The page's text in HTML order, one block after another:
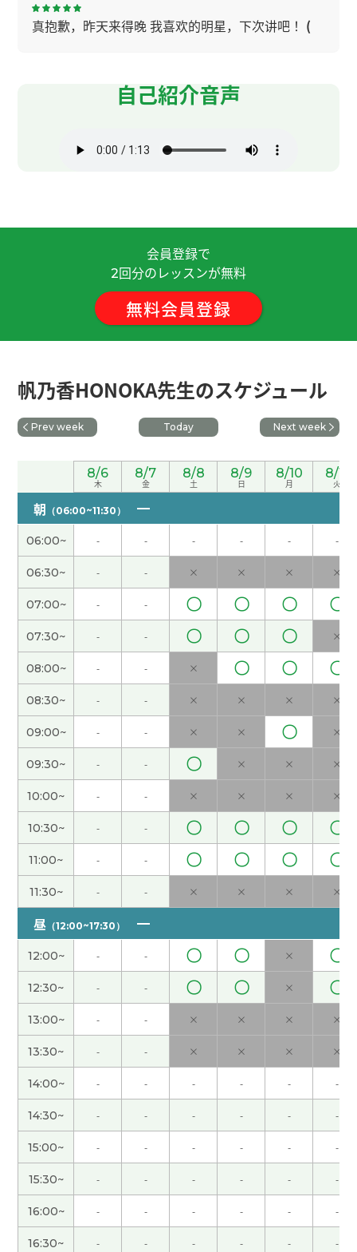
真抱歉，昨天来得晚 我喜欢的明星，下次讲吧！ (
フリートークをお願いしましたが、終始だるそう
な態度で25分間話すのがつらく感じました。
老师，谢谢您！ 不好意思，我总是说不出想说的
话。谢谢您耐心地等我。 我很喜欢看电影。 谢谢您
给我上这么愉快的一节课！我们下次见！
谢谢老师，讲得很容易理解。我喜欢看电影。下次
很舒服，而且可以看到漂亮的红叶。我等待秋天的
到来。下次见！
( 50代 女性 )
我住的地方有名胜古迹，叫鹿岛神宫。很好的地
方。但是对外国人来说，好不好不知道。下次见
40代 男性 )
谢谢您的热情教课！我住的地方日照时间不是很
长。但是夏天的时候比较长。下次课也很期待！(
50代 女性 )
谢谢你的课！ 快递员来了。真遗憾。他寄给我老
公，不是给我，一个包裹。
谢谢。我喜欢看电视剧。比如说日本的大河剧。三
国志也挺好的。下次见
( 40代 男性 )
谢谢您的课！我的愿望是海外留学和旅游。您呢？
和您一起学中文很开心！下次见吧。( 50代 女性 )
谢谢您的热情教课！我的愿望是海外留学和旅游。
希望用中文旅游。下次课也很期待！( 50代 女性 )
谢谢您的支持和帮助！我喜欢看演唱会。和您一起
学中文很开心！下次见！
( 50代 女性 )
谢谢，下次见( 40代 男性 )
谢谢您的支持和帮助！我住的地方没有溶洞。但是
去年我去旅游看了山口县的溶洞，挺有意思。下次
见！
谢谢您的课！我很喜欢学中文，也喜欢爬山。希望
秋天天气好的时候去爬山，看漂亮的红叶。下次
见！( 50代 女性 )
谢谢您的支持和帮助。现在的生活中，我说中文的
机会不太多，但是我的公司有很多中国同事，有时
候可以用中文聊天。下次课也很期待！
( 50代 女性 )
谢谢！跟您学中文很开心。下次见！ ( 50代 女性 )
自己紹介音声
会員登録で
2回分のレッスンが無料
無料会員登録
帆乃香HONOKA先生のスケジュール
Prev week Today Next week
8/6
木
8/7
金
8/8
土
8/9
日
8/10
月
8/11
火
朝 （06:00~11:30）
06:00~ - - - - - -
06:30~ - - × × × ×
07:00~ - - 〇 〇 〇 〇
07:30~ - - 〇 〇 〇 ×
08:00~ - - × 〇 〇 〇
08:30~ - - × × × ×
09:00~ - - × × 〇 ×
09:30~ - - 〇 × × ×
10:00~ - - × × × ×
10:30~ - - 〇 〇 〇 〇
11:00~ - - 〇 〇 〇 〇
11:30~ - - × × × ×
昼 （12:00~17:30）
12:00~ - - 〇 〇 × 〇
12:30~ - - 〇 〇 × 〇
13:00~ - - × × × ×
13:30~ - - × × × ×
14:00~ - - - - - -
14:30~ - - - - - -
15:00~ - - - - - -
15:30~ - - - - - -
16:00~ - - - - - -
16:30~ - - - - - -